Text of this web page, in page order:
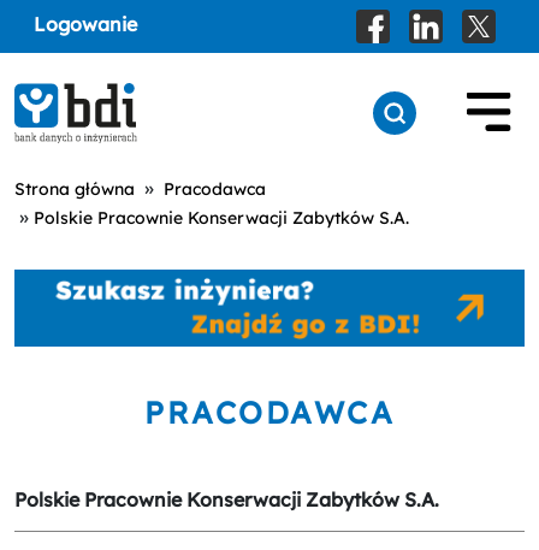
Logowanie
Strona główna » Pracodawca
» Polskie Pracownie Konserwacji Zabytków S.A.
PRACODAWCA
Polskie Pracownie Konserwacji Zabytków S.A.